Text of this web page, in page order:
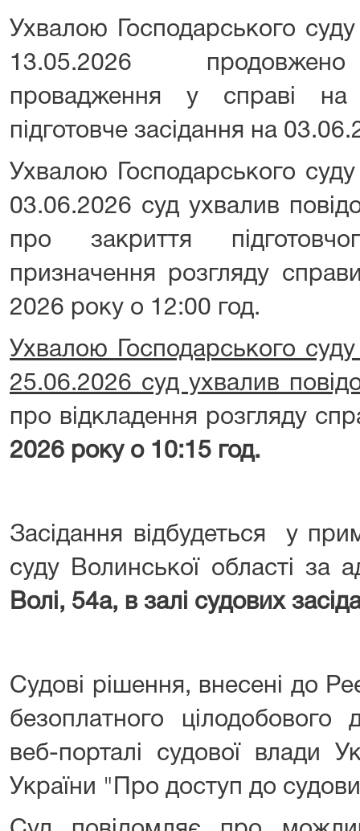
Ухвалою Господарського суду
13.05.2026 продовжено
провадження у справі на
підготовче засідання на
Ухвалою Господарського суду
03.06.2026 суд ухвалив
про закриття
призначення розгляду
2026 року о 12:00 год.
Ухвалою Господарського суду
25.06.2026 суд ухвалив
про відкладення розгляду
2026 року о 10:15 год.
Засідання відбудеться у
суду Волинської області за
Волі, 54а, в залі судових
Судові рішення, внесені до
безоплатного цілодобового
веб-порталі судової влади
України "Про доступ до